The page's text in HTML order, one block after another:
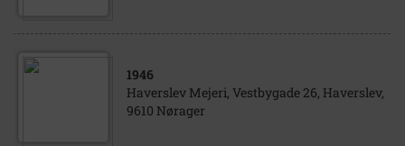
1946
Haverslev Mejeri, Vestbygade 26, Haverslev,
9610 Nørager